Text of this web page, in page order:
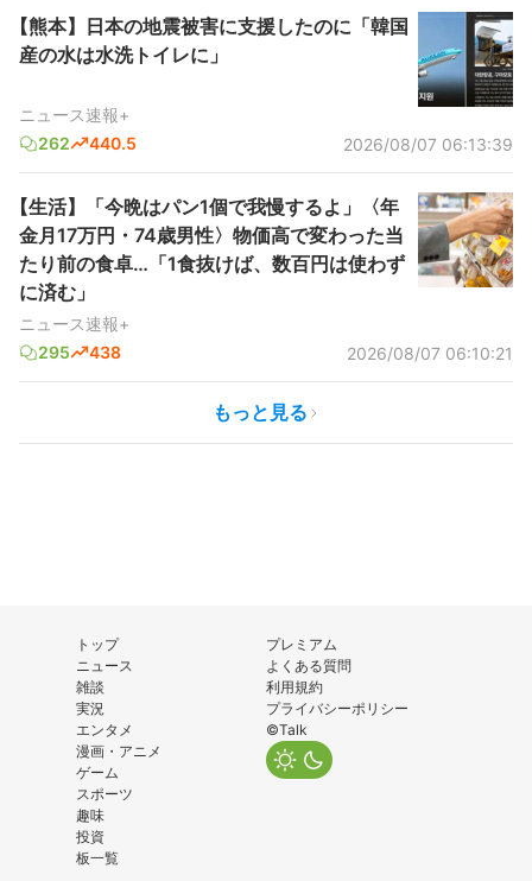
【熊本】日本の地震被害に支援したのに「韓国
産の水は水洗トイレに」
ニュース速報+
262
440.5 2026/08/07 06:13:39
【生活】「今晩はパン1個で我慢するよ」〈年
金月17万円・74歳男性〉物価高で変わった当
たり前の食卓…「1食抜けば、数百円は使わず
に済む」
ニュース速報+
295
438 2026/08/07 06:10:21
もっと見る
トップ
ニュース
雑談
実況
エンタメ
漫画・アニメ
ゲーム
スポーツ
趣味
投資
板一覧
プレミアム
よくある質問
利用規約
プライバシーポリシー
©Talk